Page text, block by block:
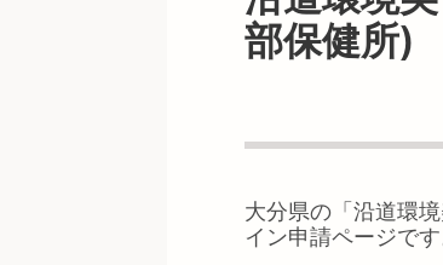
部保健所)
大分県の「 沿道環
イン申請ページです